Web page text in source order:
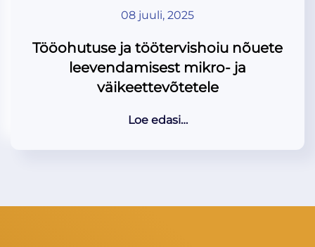
08 juuli, 2025
Tööohutuse ja töötervishoiu nõuete
leevendamisest mikro- ja
väikeettevõtetele
Loe edasi…